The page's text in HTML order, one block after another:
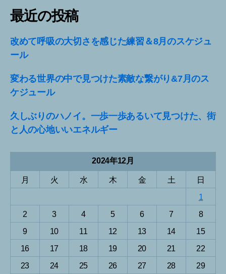
最近の投稿
改めて呼吸の大切さを感じた練習＆8月のスケジュ
ール
変わる世界の中で見つけた素敵な繋がり&7月のス
ケジュール
久しぶりのハノイ。一歩一歩あるいて見つけた、街
と人の心地いいエネルギー
2024年12月
月 火 水 木 金 土
日
1
2
3 4 5 6 7
8
9
10 11 12 13 14
15
16
17 18 19 20 21
22
23
24 25 26 27 28
29